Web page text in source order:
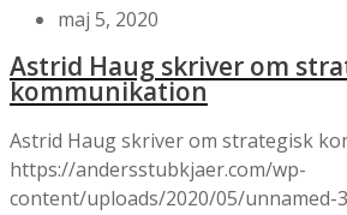
maj 5, 2020
Astrid Haug skriver om
kommunikation
Astrid Haug skriver om strategisk
https://andersstubkjaer.com/wp-
content/uploads/2020/05/unnamed-